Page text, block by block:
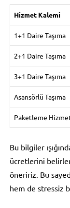
Hizmet Kalemi
1+1 Daire Taşıma
2+1 Daire Taşıma
3+1 Daire Taşıma
Asansörlü Taşıma
Paketleme
Bu bilgiler
ücretlerini
öneririz. Bu
hem de stressiz